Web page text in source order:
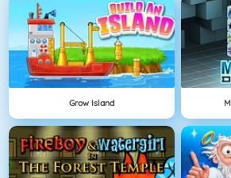
Grow Island